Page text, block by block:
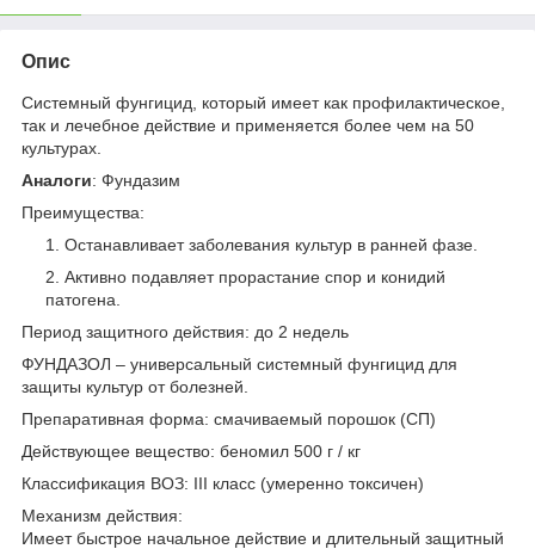
Опис
Системный фунгицид, который имеет как профилактическое,
так и лечебное действие и применяется более чем на 50
культурах.
Аналоги: Фундазим
Преимущества:
Останавливает заболевания культур в ранней фазе.
Активно подавляет прорастание спор и конидий
патогена.
Период защитного действия: до 2 недель
ФУНДАЗОЛ – универсальный системный фунгицид для
защиты культур от болезней.
Препаративная форма: смачиваемый порошок (СП)
Действующее вещество: беномил 500 г / кг
Классификация ВОЗ: III класс (умеренно токсичен)
Механизм действия:
Имеет быстрое начальное действие и длительный защитный